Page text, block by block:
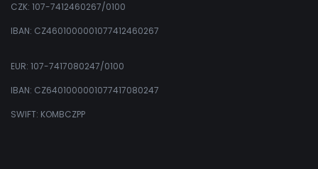
CZK: 107-7412460267/0100
IBAN: CZ4601000001077412460267
EUR: 107-7417080247/0100
IBAN: CZ6401000001077417080247
SWIFT: KOMBCZPP